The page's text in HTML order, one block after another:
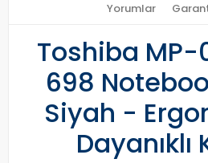
Yorumlar
Toshiba MP-
698
Siyah -
Dayanıklı